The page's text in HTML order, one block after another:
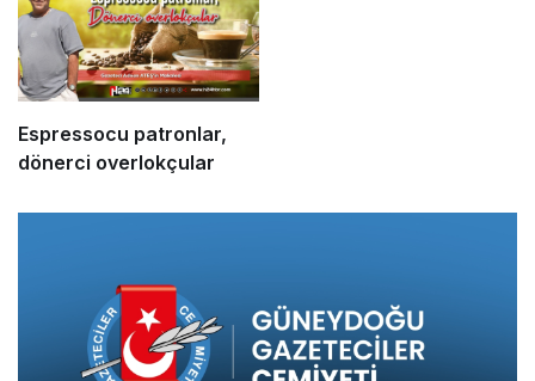
Espressocu patronlar,
dönerci overlokçular